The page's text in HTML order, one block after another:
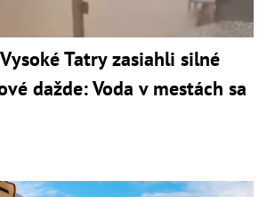
Tatry zasiahli silné
dažde: Voda v mestách sa